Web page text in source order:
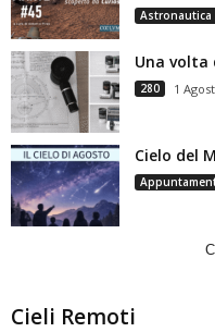
Astronautica
Una volta
280 1
Cielo del
Cieli Remoti